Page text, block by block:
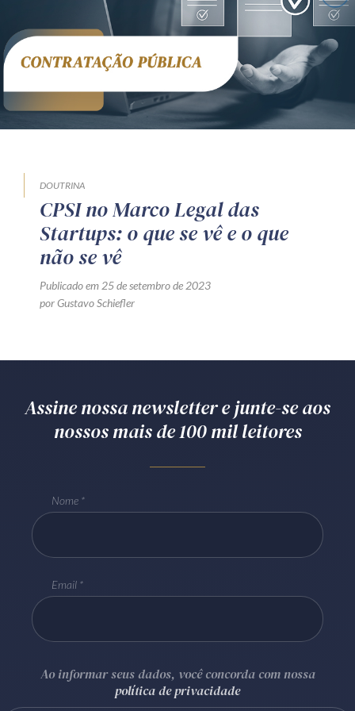
Receba por RSS
Av. Sete de Setembro, 4698
Batel
Curitiba/PR CEP 80240-000
DOUTRINA
CPSI no Marco Legal das
Startups: o que se vê e o que
não se vê
Publicado em 25 de setembro de 2023
por Gustavo Schiefler
Assine nossa newsletter e junte-se aos
nossos mais de 100 mil leitores
Nome
Email
Ao informar seus dados, você concorda com nossa
política de privacidade